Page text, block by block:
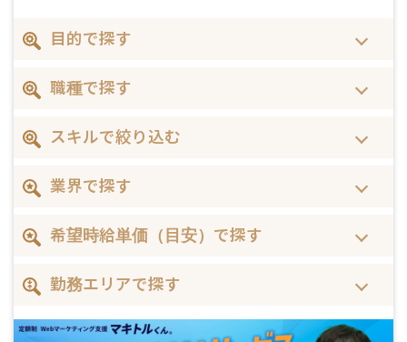
目的で探す
職種で探す
スキルで絞り込む
業界で探す
希望時給単価（目安）で探す
勤務エリアで探す